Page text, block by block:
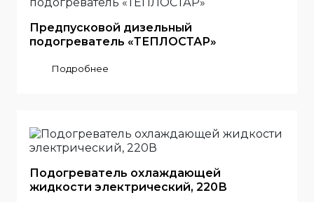
Предпусковой дизельный
подогреватель «ТЕПЛОСТАР»
Подробнее
Подогреватель охлаждающей
жидкости электрический, 220В